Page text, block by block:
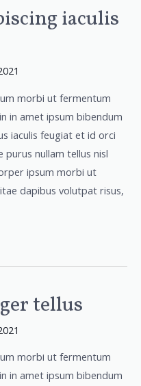
iaculis
morbi ut fermentum
in amet ipsum bibendum
iaculis feugiat et id orci
nullam tellus nisl
ipsum morbi ut
dapibus volutpat risus,
tellus
morbi ut fermentum
in amet ipsum bibendum